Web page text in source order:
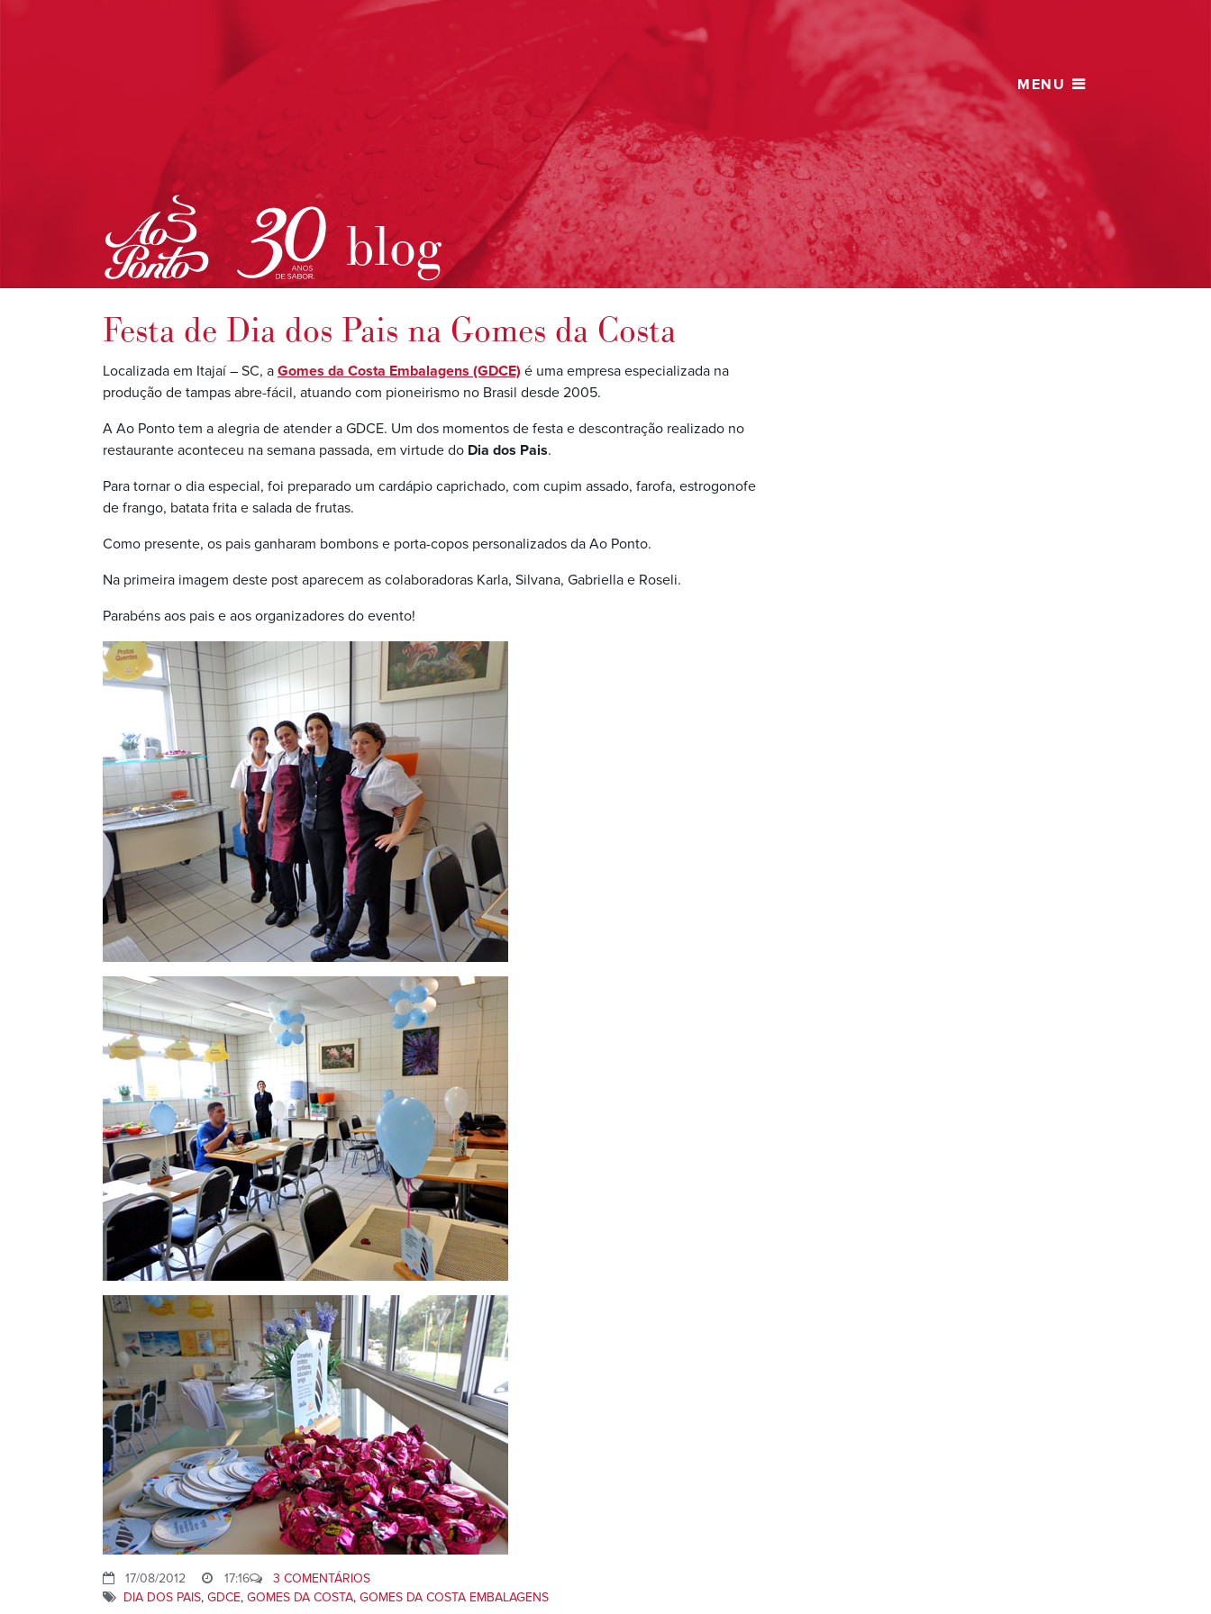
blog
Festa de Dia dos Pais na Gomes da Costa
Localizada em Itajaí – SC, a Gomes da Costa Embalagens (GDCE) é uma empresa especializada na
produção de tampas abre-fácil, atuando com pioneirismo no Brasil desde 2005.
A Ao Ponto tem a alegria de atender a GDCE. Um dos momentos de festa e descontração realizado no
restaurante aconteceu na semana passada, em virtude do Dia dos Pais.
Para tornar o dia especial, foi preparado um cardápio caprichado, com cupim assado, farofa, estrogonofe
de frango, batata frita e salada de frutas.
Como presente, os pais ganharam bombons e porta-copos personalizados da Ao Ponto.
Na primeira imagem deste post aparecem as colaboradoras Karla, Silvana, Gabriella e Roseli.
Parabéns aos pais e aos organizadores do evento!
17/08/2012 17:16
3 COMENTÁRIOS
DIA DOS PAIS, GDCE, GOMES DA COSTA, GOMES DA COSTA EMBALAGENS